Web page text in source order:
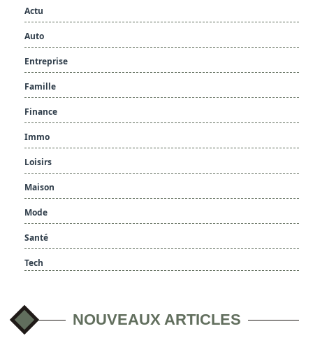
Actu
Auto
Entreprise
Famille
Finance
Immo
Loisirs
Maison
Mode
Santé
Tech
NOUVEAUX ARTICLES